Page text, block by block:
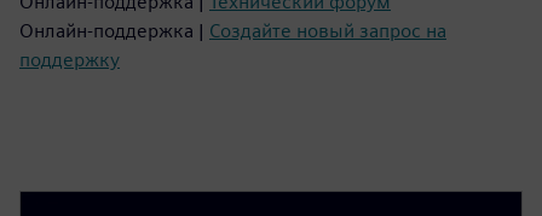
Онлайн-поддержка | Создайте новый запрос на
поддержку